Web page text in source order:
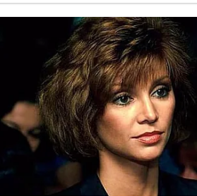
Form geben. Die mit Salz und
Gemisches geben. In der
mit Alufolie abdecken und noch
Form verrühren. Noch 5